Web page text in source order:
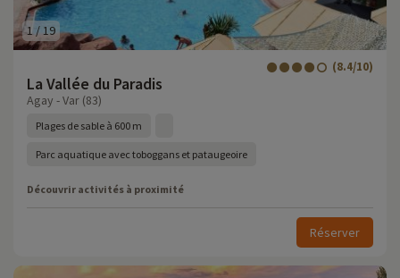
1 /19
La Vallée du Paradis
(8.4/10)
Agay - Var (83)
Plages de sable à 600 m
Parc aquatique avec toboggans et pataugeoire
Découvrir activités à proximité
Réserver